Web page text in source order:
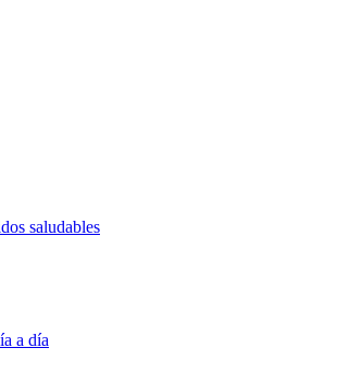
saludables
a día